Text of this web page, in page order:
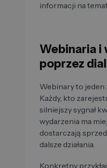
informacji na
Webinaria i
poprzez
Webinary to jeden
Każdy, kto
silniejszy sygnał
wydarzenia ma
dostarczają
dalsze działania.
Konkretny